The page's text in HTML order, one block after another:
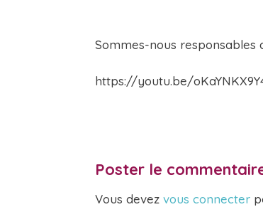
Sommes-nous
https://youtu.be/
Poster le
Vous devezvous connecter